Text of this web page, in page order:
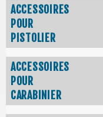
ACCESSOIRES
POUR
PISTOLIER
ACCESSOIRES
POUR
CARABINIER